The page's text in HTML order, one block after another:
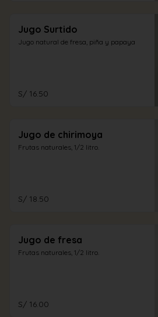
Jugo Surtido
Jugo natural de fresa, piña y papaya
S/ 16.50
Jugo de chirimoya
Frutas naturales, 1/2 litro.
S/ 18.50
Jugo de fresa
Frutas naturales, 1/2 litro.
S/ 16.00